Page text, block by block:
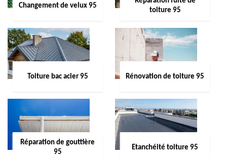
Changement de velux 95
toiture 95
Toiture bac acier 95 Rénovation de toiture 95
Réparation de gouttière
95
Etanchéité toiture 95